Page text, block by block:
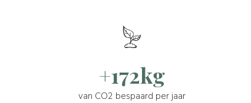
+172kg
van CO2 bespaard per jaar